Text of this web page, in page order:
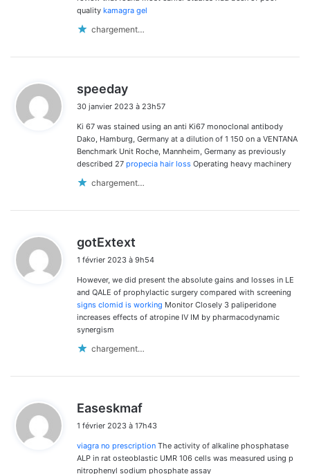
quality kamagra gel
chargement…
speeday
t
:
30 janvier 2023 à 23h57
Ki 67 was stained using an anti Ki67 monoclonal antibody
Dako, Hamburg, Germany at a dilution of 1 150 on a VENTANA
Benchmark Unit Roche, Mannheim, Germany as previously
described 27 propecia hair loss Operating heavy machinery
chargement…
gotExtext
t
:
1 février 2023 à 9h54
However, we did present the absolute gains and losses in LE
and QALE of prophylactic surgery compared with screening
signs clomid is working Monitor Closely 3 paliperidone
increases effects of atropine IV IM by pharmacodynamic
synergism
chargement…
Easeskmaf
t
:
1 février 2023 à 17h43
viagra no prescription The activity of alkaline phosphatase
ALP in rat osteoblastic UMR 106 cells was measured using p
nitrophenyl sodium phosphate assay